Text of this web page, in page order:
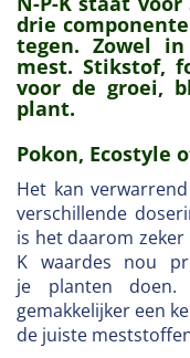
drie
tegen. Zowel
mest. Stikstof,
voor de groei,
plant.
Pokon, Ecostyle
Het kan
verschillende
is het daarom
K waardes nou
je planten
gemakkelijker een
de juiste